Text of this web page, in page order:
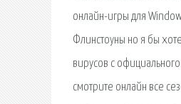
онлайн-игры для
Флинстоуны но я бы
вирусов с
смотрите онлайн все